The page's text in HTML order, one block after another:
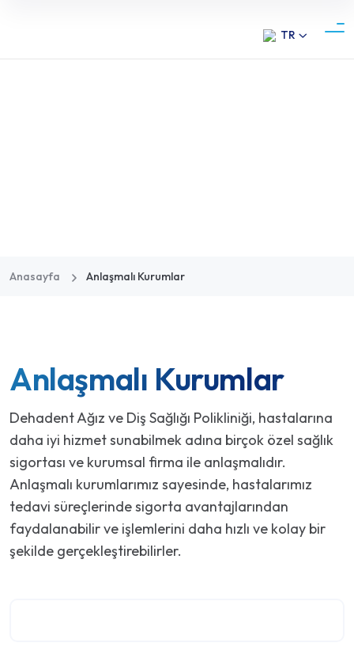
TR
Anasayfa Anlaşmalı Kurumlar
Anlaşmalı Kurumlar
Dehadent Ağız ve Diş Sağlığı Polikliniği, hastalarına
daha iyi hizmet sunabilmek adına birçok özel sağlık
sigortası ve kurumsal firma ile anlaşmalıdır.
Anlaşmalı kurumlarımız sayesinde, hastalarımız
tedavi süreçlerinde sigorta avantajlarından
faydalanabilir ve işlemlerini daha hızlı ve kolay bir
şekilde gerçekleştirebilirler.